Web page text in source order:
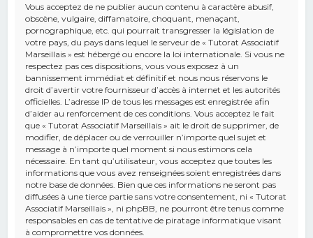
Vous acceptez de ne publier aucun contenu à caractère abusif,
obscène, vulgaire, diffamatoire, choquant, menaçant,
pornographique, etc. qui pourrait transgresser la législation de
votre pays, du pays dans lequel le serveur de « Tutorat Associatif
Marseillais » est hébergé ou encore la loi internationale. Si vous ne
respectez pas ces dispositions, vous vous exposez à un
bannissement immédiat et définitif et nous nous réservons le
droit d’avertir votre fournisseur d’accès à internet et les autorités
officielles. L’adresse IP de tous les messages est enregistrée afin
d’aider au renforcement de ces conditions. Vous acceptez le fait
que « Tutorat Associatif Marseillais » ait le droit de supprimer, de
modifier, de déplacer ou de verrouiller n’importe quel sujet et
message à n’importe quel moment si nous estimons cela
nécessaire. En tant qu’utilisateur, vous acceptez que toutes les
informations que vous avez renseignées soient enregistrées dans
notre base de données. Bien que ces informations ne seront pas
diffusées à une tierce partie sans votre consentement, ni « Tutorat
Associatif Marseillais », ni phpBB, ne pourront être tenus comme
responsables en cas de tentative de piratage informatique visant
à compromettre vos données.